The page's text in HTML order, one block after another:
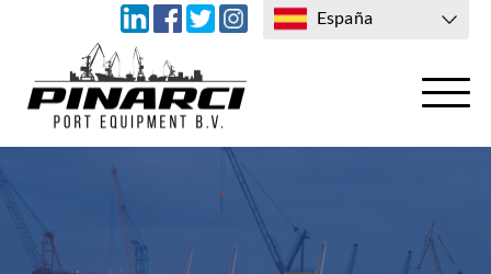
España
TRANSPORTE
CONTACTO CON NOSOTROS